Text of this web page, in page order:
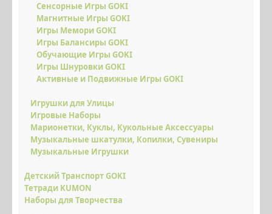
ДОСКИ БАЛАНСИРЫ
КРУТЫЕ ПОДАРКИ
НОВИНКИ
ОПЛАТА І ДОСТАВКА
НАКОПИЧУЙ ЗНИЖКУ
ФОТО/ВІДЕО
Сенсорные Игры GOKI
Магнитные Игры GOKI
Игры Мемори GOKI
Игры Балансиры GOKI
Обучающие Игры GOKI
Игры Шнуровки GOKI
Активные и Подвижные Игры GOKI
Игрушки для Улицы
Игровые Наборы
Марионетки, Куклы, Кукольные Аксессуары
Музыкальные шкатулки, Копилки, Сувениры
Музыкальные Игрушки
Детский Транспорт GOKI
Тетради KUMON
Наборы для Творчества